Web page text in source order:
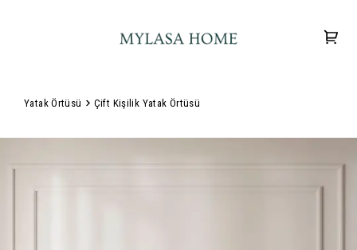
Yatak Örtüsü Çift Kişilik Yatak Örtüsü